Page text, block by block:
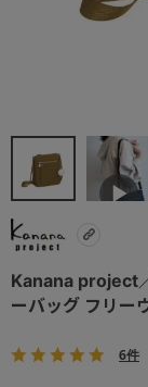
Kanana project
ーバッグ フリー
6件